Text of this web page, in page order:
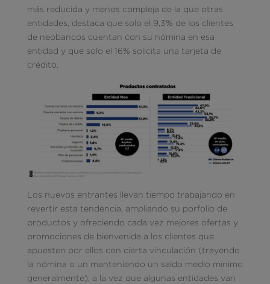
más reducida y menos compleja de la que otras
entidades, destaca que solo el 9,3% de los clientes
de neobancos cuentan con su nómina en esa
entidad y que solo el 16% solicita una tarjeta de
crédito.
Los nuevos entrantes llevan tiempo trabajando en
revertir esta tendencia, ampliando su porfolio de
productos y ofreciendo cada vez mejores ofertas y
promociones de bienvenida a los clientes que
apuesten por ellos con cierta vinculación (trayendo
la nómina o un manteniendo un saldo medio mínimo
generalmente), a la vez que algunas entidades van